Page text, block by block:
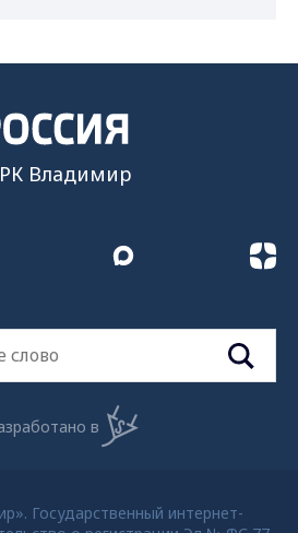
Владимир
в
Государственный интернет-